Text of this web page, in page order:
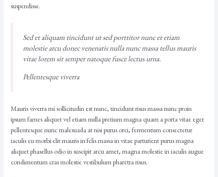
suspendisse.
Sed et aliquam tincidunt ut sed porttitor nunc et etiam
molestie arcu donec venenatis nulla nunc massa tellus mauris
vitae lorem sit semper natoque fusce lectus urna.
Pellentesque viverra
Mauris viverra mi sollicitudin est nunc, tincidunt risus massa nunc proin
ipsum fames aliquet vel etiam nulla pretium magna quam a porta vitae eget
pellentesque nunc malesuada at nisi purus orci, fermentum consectetur
iaculis eu morbi elit mauris in felis massa in vitae parturient purus magna
aliquet phasellus odio in suscipit arcu amet, magna molestie in iaculis augue
condimentum cras molestie vestibulum pharetra risus.